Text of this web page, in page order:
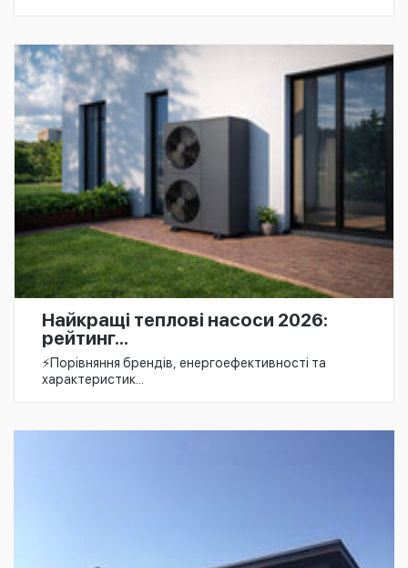
Найкращі теплові насоси 2026:
рейтинг...
⚡️Порівняння брендів, енергоефективності та
характеристик...